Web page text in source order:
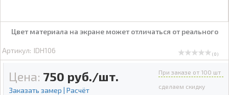
Цвет материала на экране может отличаться от реального
Артикул: IDH106 ( 0 )
Цена: 750 руб./шт.
Заказать замер | Расчёт
При заказе от 100 шт
сделаем скидку